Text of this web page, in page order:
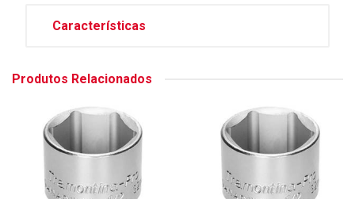
Características
Produtos Relacionados